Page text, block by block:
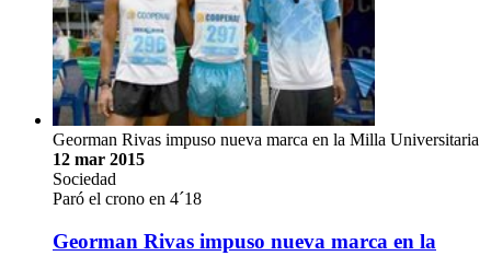
Georman Rivas impuso nueva marca en la Milla Universitaria
12 mar 2015
Sociedad
Paró el crono en 4´18
Georman Rivas impuso nueva marca en la